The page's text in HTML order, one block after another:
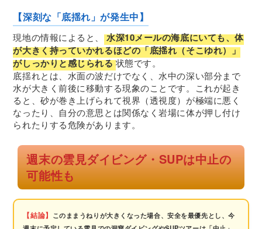
【深刻な「底揺れ」が発生中】
現地の情報によると、
水深10メールの海底にいても、体
が大きく持っていかれるほどの「底揺れ（そこゆれ）」
がしっかりと感じられる状態です。
底揺れとは、水面の波だけでなく、水中の深い部分まで
水が大きく前後に移動する現象のことです。これが起き
ると、砂が巻き上げられて視界（透視度）が極端に悪く
なったり、自分の意思とは関係なく岩場に体が押し付け
られたりする危険があります。
週末の雲見ダイビング・SUPは中止の
可能性も
【結論】 このままうねりが大きくなった場合、安全を最優先とし、今